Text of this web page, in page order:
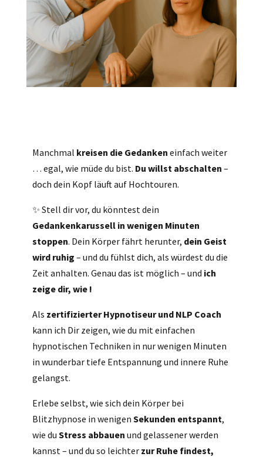
Manchmal kreisen die Gedanken einfach weiter
… egal, wie müde du bist. Du willst abschalten –
doch dein Kopf läuft auf Hochtouren.
✨ Stell dir vor, du könntest dein
Gedankenkarussell in wenigen Minuten
stoppen. Dein Körper fährt herunter, dein Geist
wird ruhig – und du fühlst dich, als würdest du die
Zeit anhalten. Genau das ist möglich – und ich
zeige dir, wie !
Als zertifizierter Hypnotiseur und NLP Coach
kann ich Dir zeigen, wie du mit einfachen
hypnotischen Techniken in nur wenigen Minuten
in wunderbar tiefe Entspannung und innere Ruhe
gelangst.
Erlebe selbst, wie sich dein Körper bei
Blitzhypnose in wenigen Sekunden entspannt,
wie du Stress abbauen und gelassener werden
kannst – und du so leichter zur Ruhe findest,